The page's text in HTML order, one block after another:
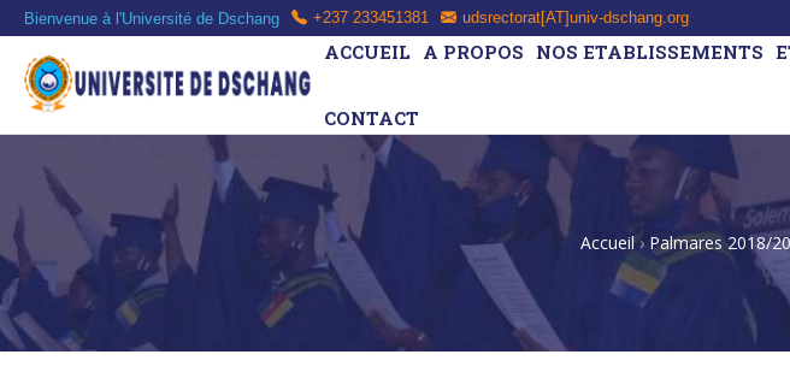
Bienvenue à l'Université de Dschang +237 233451381 udsrectorat[AT]univ-dschang.org
ACCUEIL A PROPOS NOS ETABLISSEMENTS
CONTACT
Accueil› Palmares 2018/